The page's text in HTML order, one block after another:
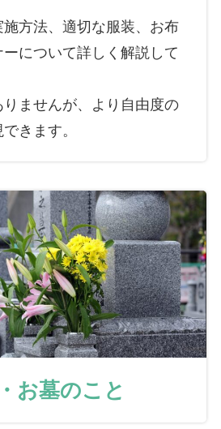
方法、適切な服装、お布
について詳しく解説して
ませんが、より自由度の
きます。
お墓のこと